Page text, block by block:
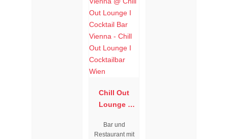
Chill Out
Lounge I
Wien
Bar und
Restaurant mit